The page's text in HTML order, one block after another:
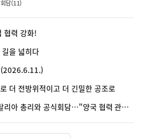
담(11)
협력 강화!
을 넓히다
(2026.6.11.)
더 전방위적이고 더 긴밀한 공조로
총리와 공식회담…"양국 협력 관계 더욱 강화"